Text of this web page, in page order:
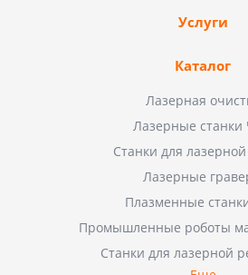
Услуги
Каталог
Лазерная
Лазерные
Станки для
Лазерные
Плазменные
Промышленные роботы
Станки для лазерной